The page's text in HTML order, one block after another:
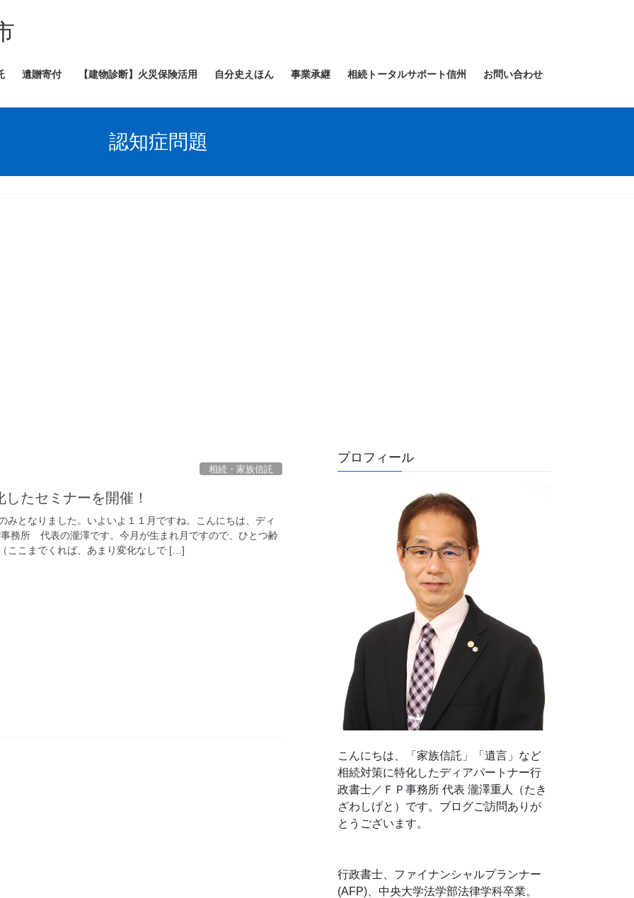
遺贈寄付 【建物診断】火災保険活用 自分史えほん 事業承継 相続トータルサポート信州 お問い合わせ
認知症問題
相続・家族信託
たセミナーを開催！
となりました。いよいよ１１月ですね。こんにちは、ディ
務所 代表の瀧澤です。今月が生まれ月ですので、ひとつ齢
ここまでくれば、あまり変化なしで […]
プロフィール
こんにちは、「家族信託」「遺言」など
相続対策に特化したディアパートナー行
政書士／ＦＰ事務所 代表 瀧澤重人（たき
ざわしげと）です。ブログご訪問ありが
とうございます。
行政書士、ファイナンシャルプランナー
(AFP)、中央大学法学部法律学科卒業。